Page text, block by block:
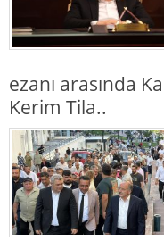
ezanı arasında
Kerim Tila..